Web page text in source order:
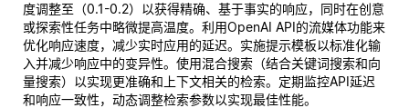
度调整至（0.1-0.2）以获得精确、基于事实的响应，同时在创意
或探索性任务中略微提高温度。利用OpenAI API的流媒体功能来
优化响应速度，减少实时应用的延迟。实施提示模板以标准化输
入并减少响应中的变异性。使用混合搜索（结合关键词搜索和向
量搜索）以实现更准确和上下文相关的检索。定期监控API延迟
和响应一致性，动态调整检索参数以实现最佳性能。